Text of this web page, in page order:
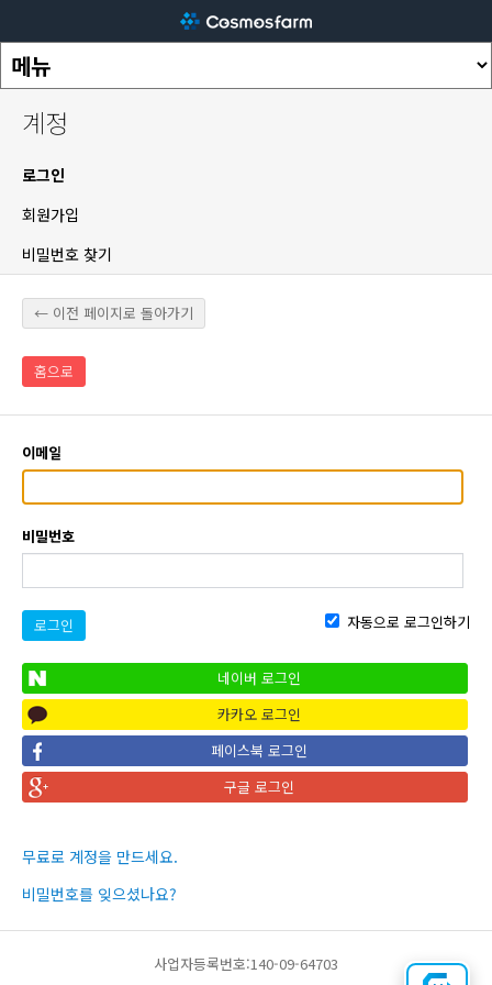
계정
로그인
회원가입
비밀번호 찾기
← 이전 페이지로 돌아가기
홈으로
이메일
비밀번호
로그인 자동으로 로그인하기
네이버 로그인
카카오 로그인
페이스북 로그인
구글 로그인
무료로 계정을 만드세요.
비밀번호를 잊으셨나요?
사업자등록번호:140-09-64703